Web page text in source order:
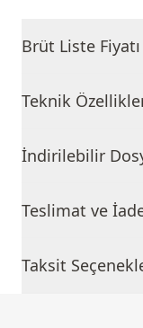
Brüt Liste Fiyatı
Teknik
İndirilebilir
Teslimat ve
Taksit